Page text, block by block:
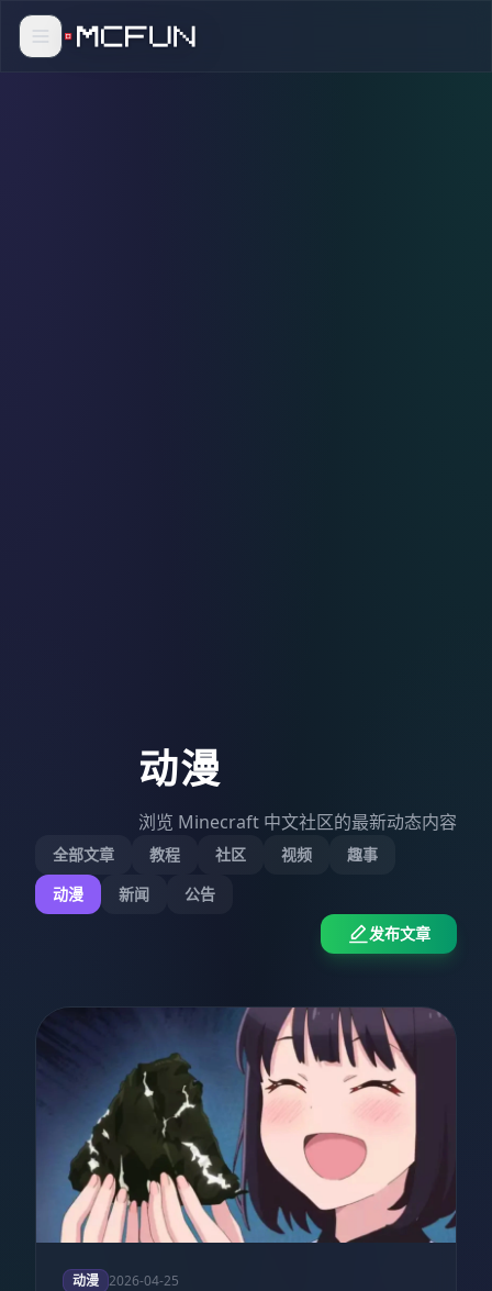
动漫
浏览 Minecraft 中文社区的最新动态内容
全部文章 教程 社区 视频
趣事
动漫
新闻
公告
发布文章
动漫 2026-04-25